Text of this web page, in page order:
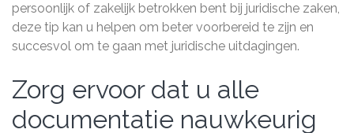
persoonlijk of zakelijk betrokken bent bij juridische zaken,
deze tip kan u helpen om beter voorbereid te zijn en
succesvol om te gaan met juridische uitdagingen.
Zorg ervoor dat u alle
documentatie nauwkeurig